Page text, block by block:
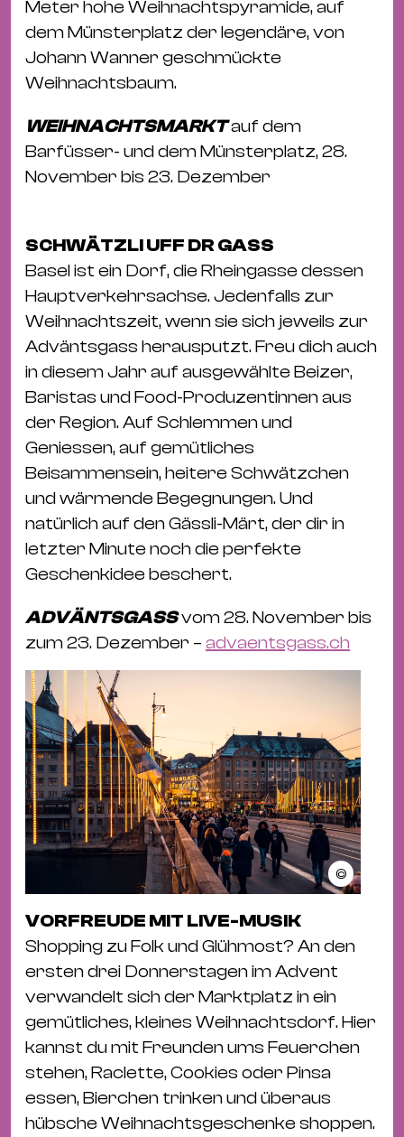
Meter hohe Weihnachtspyramide, auf
dem Münsterplatz der legendäre, von
Johann Wanner geschmückte
Weihnachtsbaum.
WEIHNACHTSMARKTauf dem
Barfüsser- und dem Münsterplatz, 28.
November bis 23. Dezember
SCHWÄTZLI UFF DR GASS
Basel ist ein Dorf, die Rheingasse dessen
Hauptverkehrsachse. Jedenfalls zur
Weihnachtszeit, wenn sie sich jeweils zur
Adväntsgass herausputzt. Freu dich auch
in diesem Jahr auf ausgewählte Beizer,
Baristas und Food-Produzentinnen aus
der Region. Auf Schlemmen und
Geniessen, auf gemütliches
Beisammensein, heitere Schwätzchen
und wärmende Begegnungen. Und
natürlich auf den Gässli-Märt, der dir in
letzter Minute noch die perfekte
Geschenkidee beschert.
ADVÄNTSGASSvom 28. November bis
zum 23. Dezember – advaentsgass.ch
©
VORFREUDE MIT LIVE-MUSIK
Shopping zu Folk und Glühmost? An den
ersten drei Donnerstagen im Advent
verwandelt sich der Marktplatz in ein
gemütliches, kleines Weihnachtsdorf. Hier
kannst du mit Freunden ums Feuerchen
stehen, Raclette, Cookies oder Pinsa
essen, Bierchen trinken und überaus
hübsche Weihnachtsgeschenke shoppen.